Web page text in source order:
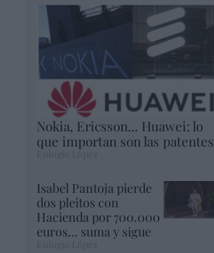
Nokia, Ericsson... Huawei: lo
que importan son las patentes
Eulogio López
Isabel Pantoja pierde
dos pleitos con
Hacienda por 700.000
euros... suma y sigue